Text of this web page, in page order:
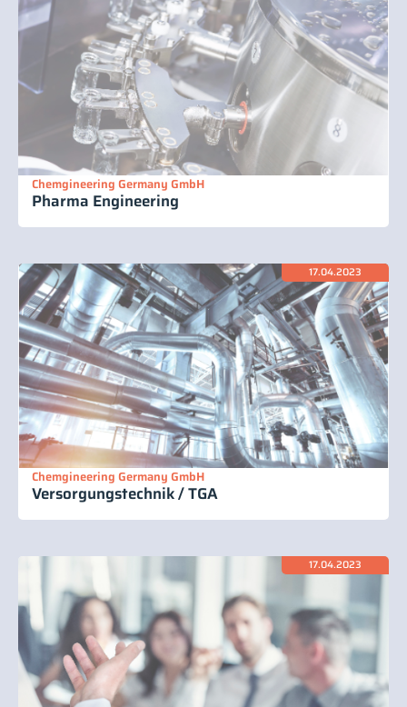
Chemgineering Germany GmbH
Pharma Engineering
17.04.2023
Chemgineering Germany GmbH
Versorgungstechnik / TGA
17.04.2023